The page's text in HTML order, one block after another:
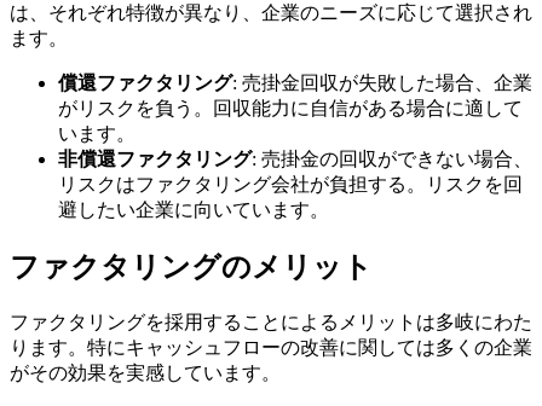
は、それぞれ特徴が異なり、企業のニーズに応じて選択され
ます。
償還ファクタリング: 売掛金回収が失敗した場合、企業
がリスクを負う。回収能力に自信がある場合に適して
います。
非償還ファクタリング: 売掛金の回収ができない場合、
リスクはファクタリング会社が負担する。リスクを回
避したい企業に向いています。
ファクタリングのメリット
ファクタリングを採用することによるメリットは多岐にわた
ります。特にキャッシュフローの改善に関しては多くの企業
がその効果を実感しています。